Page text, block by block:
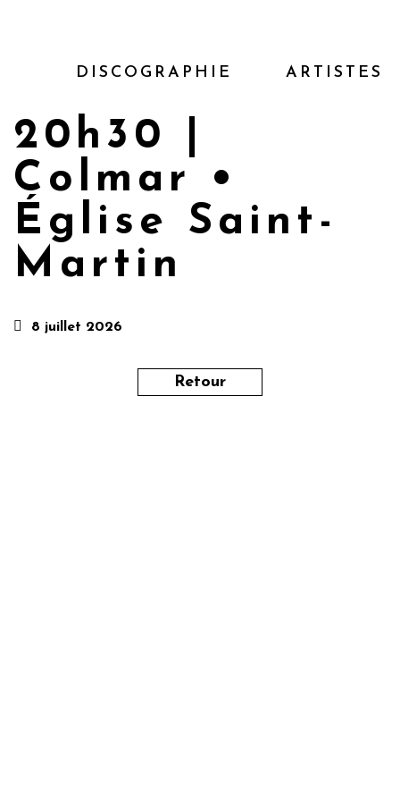
DISCOGRAPHIE ARTISTES
20h30 |
Colmar •
Église Saint-
Martin
8 juillet 2026
Retour